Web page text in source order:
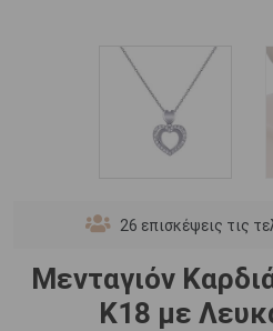
26 επισκέψεις τις
Μενταγιόν
Κ18 με